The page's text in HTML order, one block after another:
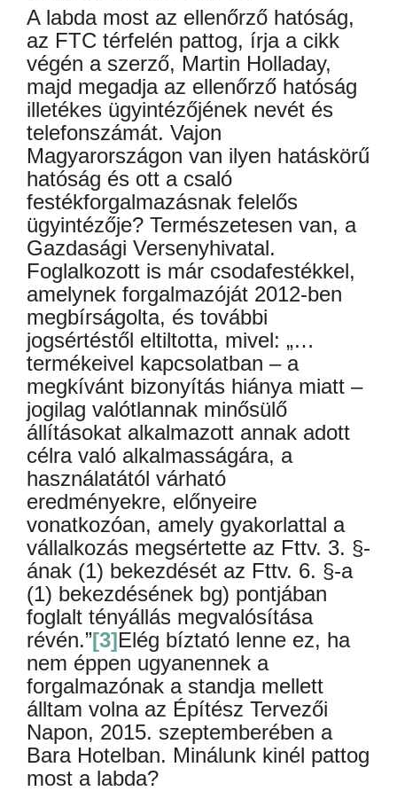
A labda most az ellenőrző hatóság,
az FTC térfelén pattog, írja a cikk
végén a szerző, Martin Holladay,
majd megadja az ellenőrző hatóság
illetékes ügyintézőjének nevét és
telefonszámát. Vajon
Magyarországon van ilyen hatáskörű
hatóság és ott a csaló
festékforgalmazásnak felelős
ügyintézője? Természetesen van, a
Gazdasági Versenyhivatal.
Foglalkozott is már csodafestékkel,
amelynek forgalmazóját 2012-ben
megbírságolta, és további
jogsértéstől eltiltotta, mivel: „…
termékeivel kapcsolatban – a
megkívánt bizonyítás hiánya miatt –
jogilag valótlannak minősülő
állításokat alkalmazott annak adott
célra való alkalmasságára, a
használatától várható
eredményekre, előnyeire
vonatkozóan, amely gyakorlattal a
vállalkozás megsértette az Fttv. 3. §-
ának (1) bekezdését az Fttv. 6. §-a
(1) bekezdésének bg) pontjában
foglalt tényállás megvalósítása
révén.”[3]Elég bíztató lenne ez, ha
nem éppen ugyanennek a
forgalmazónak a standja mellett
álltam volna az Építész Tervezői
Napon, 2015. szeptemberében a
Bara Hotelban. Minálunk kinél pattog
most a labda?